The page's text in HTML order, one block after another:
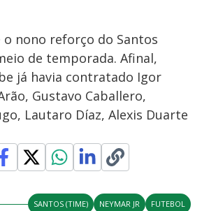
o nono reforço do Santos
de temporada. Afinal,
já havia contratado Igor
Gustavo Caballero,
Lautaro Díaz, Alexis Duarte
SANTOS (TIME) NEYMAR JR FUTEBOL